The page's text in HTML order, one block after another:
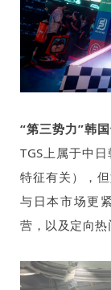
“第三势力”韩
TGS上属于中
特征有关），
与日本市场更
营，以及定向热